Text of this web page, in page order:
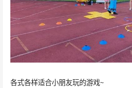
各式各样适合小朋友玩的游戏~